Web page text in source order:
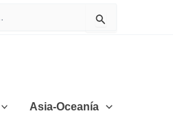
Asia-Oceanía